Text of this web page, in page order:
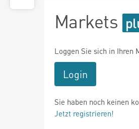
Markets
Loggen Sie sich in Ihren
Login
Sie haben noch keinen
Jetzt registrieren!